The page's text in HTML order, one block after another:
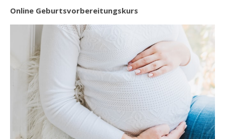
Online Geburtsvorbereitungskurs